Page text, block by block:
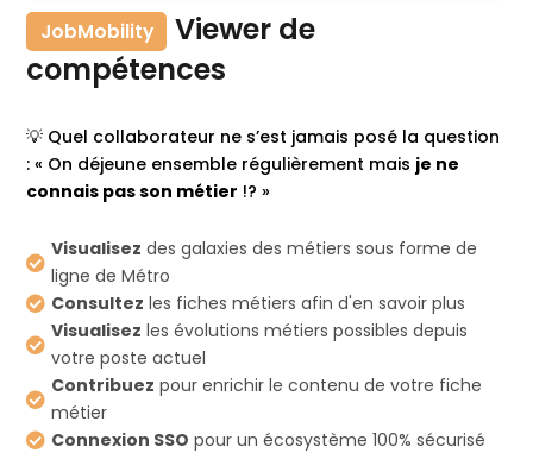
JobMobility
Viewer de
compétences
💡 Quel collaborateur ne s’est jamais posé la question
: « On déjeune ensemble régulièrement mais je ne
connais pas son métier !? »

Visualisez des galaxies des métiers sous forme de
ligne de Métro
 Consultez les fiches métiers afin d'en savoir plus

Visualisez les évolutions métiers possibles depuis
votre poste actuel

Contribuez pour enrichir le contenu de votre fiche
métier
 Connexion SSO pour un écosystème 100% sécurisé